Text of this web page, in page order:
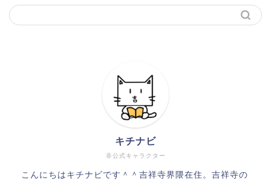
非公式キャラクター
キチナビ
こんにちはキチナビです＾＾吉祥寺界隈在住。吉祥寺の